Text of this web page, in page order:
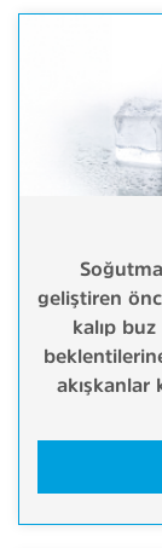
geliştiren
kalıp
akışkanlar